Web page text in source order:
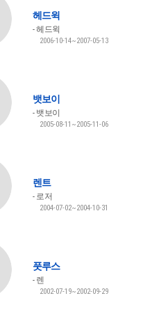
헤드윅
헤드윅
2006-10-14~2007-05-13
뱃보이
뱃보이
2005-08-11~2005-11-06
렌트
로저
2004-07-02~2004-10-31
풋루스
렌
2002-07-19~2002-09-29